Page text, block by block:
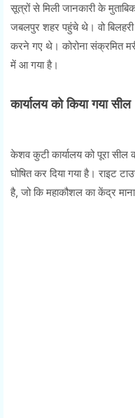
सूत्रों से मिली जानकारी के
जबलपुर शहर पहुंचे थे। वो
करने गए थे। कोरोना संक्रमित
में आ गया है।
कार्यालय को किया गया सील
केशव कुटी कार्यालय को पूरा
घोषित कर दिया गया है। राइट
है, जो कि महाकौशल का केंद्र